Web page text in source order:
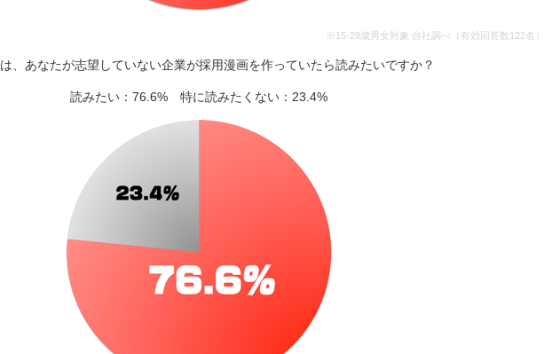
※15-29歳男女対象 自社調べ（有効回答数122名）
、あなたが志望していない企業が採用漫画を作っていたら読みたいですか？
読みたい：76.6% 特に読みたくない：23.4%